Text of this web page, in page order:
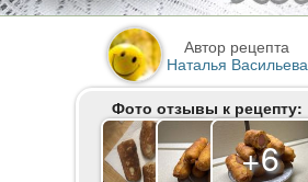
Автор рецепта
Наталья Васильева
Фото отзывы к рецепту:
+6